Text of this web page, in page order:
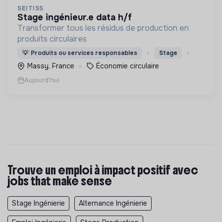
SEITISS
stage ingénieur.e data h/f
Transformer tous les résidus de production en
produits circulaires
💡 Produits ou services responsables Stage
Massy, France Économie circulaire
Aujourd'hui
Trouve un emploi à impact positif avec
jobs that make sense
Stage Ingénierie Alternance Ingénierie